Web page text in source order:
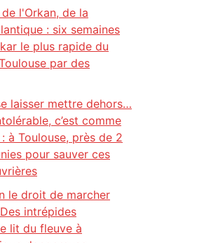
l'Orkan, de la
: six semaines
le plus rapide du
par des
laisser mettre dehors…
c’est comme
à Toulouse, près de 2
pour sauver ces
le droit de marcher
intrépides
lit du fleuve à